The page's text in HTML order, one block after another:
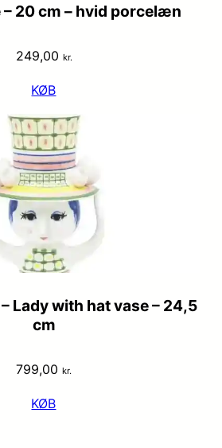
– 20 cm – hvid porcelæn
249,00 kr.
KØB
Lady with hat vase – 24,5
cm
799,00 kr.
KØB